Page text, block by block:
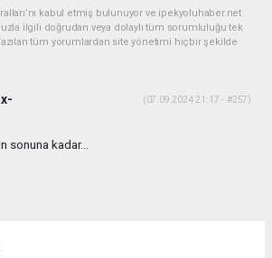
kabul etmiş bulunuyor ve ipekyoluhaber.net
ilgili doğrudan veya dolaylı tüm sorumluluğu tek
tüm yorumlardan site yönetimi hiçbir şekilde
(07.09.2024 21:17 - #257)
sonuna kadar...